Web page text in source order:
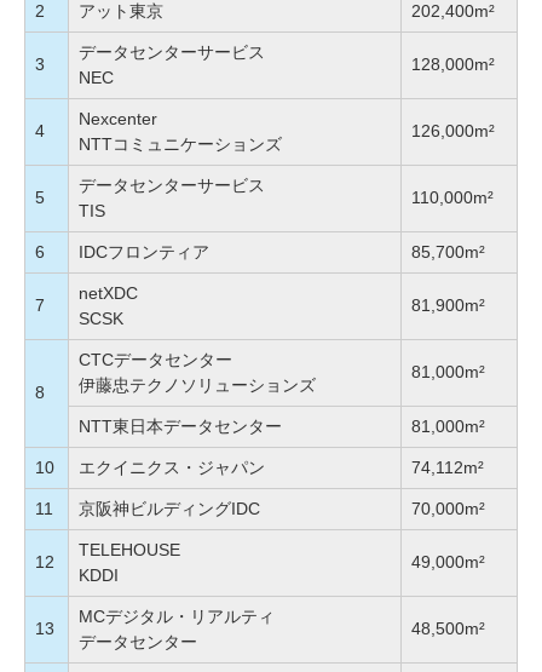
2 アット東京 202,400m²
3
データセンターサービス
NEC
128,000m²
4
Nexcenter
NTTコミュニケーションズ
126,000m²
5
データセンターサービス
TIS
110,000m²
6 IDCフロンティア 85,700m²
7
netXDC
SCSK
81,900m²
8
CTCデータセンター
伊藤忠テクノソリューションズ
81,000m²
NTT東日本データセンター 81,000m²
10 エクイニクス・ジャパン 74,112m²
11 京阪神ビルディングIDC 70,000m²
12
TELEHOUSE
KDDI
49,000m²
13
MCデジタル・リアルティ
データセンター
48,500m²